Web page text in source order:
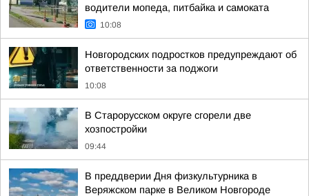
водители мопеда, питбайка и самоката
10:08
Новгородских подростков предупреждают об
ответственности за поджоги
10:08
В Старорусском округе сгорели две
хозпостройки
09:44
В преддверии Дня физкультурника в
Веряжском парке в Великом Новгороде